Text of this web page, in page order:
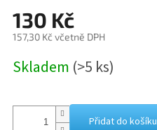
130 Kč
157,30 Kč včetně DPH
cena:
Skladem (>5 ks)
Přidat do košíku